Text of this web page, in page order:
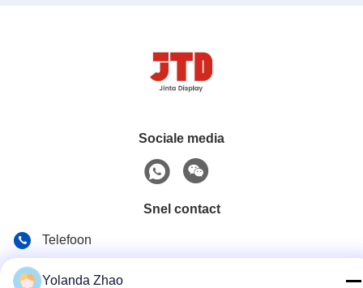
Sociale media
Snel contact
Telefoon
Yolanda Zhao